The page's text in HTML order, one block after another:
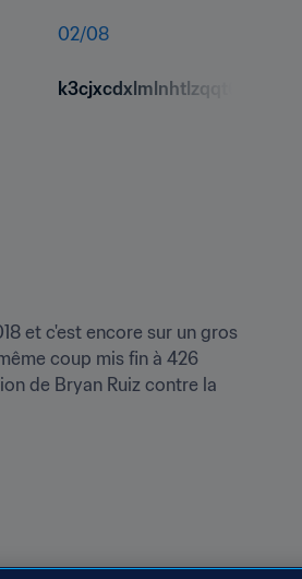
02/08
k3cjxcdxlmlnhtlzqqt6.jpg
et c'est encore sur un gros
coup mis fin à 426
de Bryan Ruiz contre la